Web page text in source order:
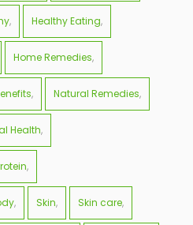
Healthy Eating
Home Remedies
Natural Remedies
Health
Skin Skin care